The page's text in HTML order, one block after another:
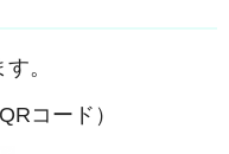
。
コード）